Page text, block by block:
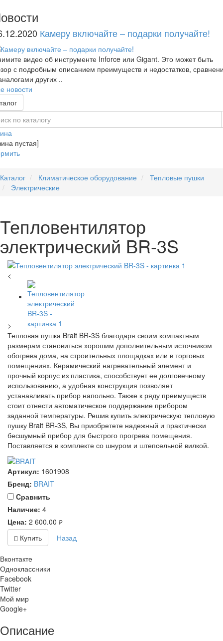
Камеру включайте – подарки получайте!
видео об инструменте Inforce или Gigant. Это может быть
с подробным описанием преимуществ и недостатков,
других ..
новости
пустая]
Каталог Климатическое оборудование
Тепловые пушки
Электрические
Тепловентилятор
электрический BR-3S
<
>
Тепловая пушка Brait BR-3S благодаря своим компактным
размерам становиться хорошим дополнительным источником
обогрева дома, на строительных площадках или в торговых
помещениях. Керамический нагревательный элемент и
прочный корпус из пластика, способствует ее долговечному
использованию, а удобная конструкция позволяет
устанавливать прибор напольно. Также к ряду преимуществ
стоит отнести автоматическое поддержание прибором
заданной температуры. Решив купить электрическую тепловую
пушку Brait BR-3S, Вы приобретете надежный и практически
бесшумный прибор для быстрого прогрева помещения.
Поставляется в комплекте со шнуром и штепсельной вилкой.
Артикул: 1601908
Бренд: BRAIT
Cравнить
Наличие: 4
Цена: 2 600.00 руб.
Купить Назад
Вконтакте
Одноклассники
Facebook
Twitter
Мой мир
Google+
Описание